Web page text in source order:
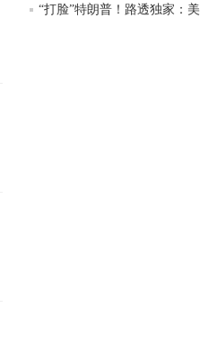
匿名网友-中金在线手机网：